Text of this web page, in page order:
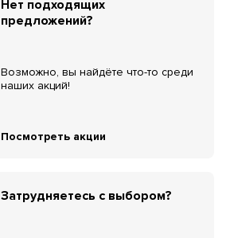
Нет подходящих
предложений?
Возможно, вы найдёте что-то среди
наших акций!
Посмотреть акции
Затрудняетесь с выбором?